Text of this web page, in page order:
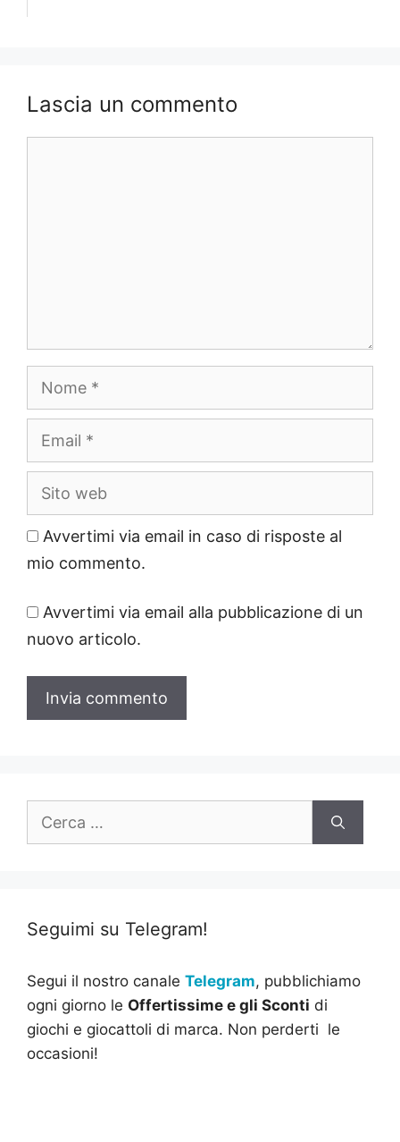
Lascia un commento
Nome
Email
Sito
Avvertimi via email in caso di risposte al
mio commento.
Avvertimi via email alla pubblicazione di un
nuovo articolo.
Ricerca
Seguimi su Telegram!
Segui il nostro canale Telegram, pubblichiamo
ogni giorno le Offertissime e gli Sconti di
giochi e giocattoli di marca. Non perderti le
occasioni!